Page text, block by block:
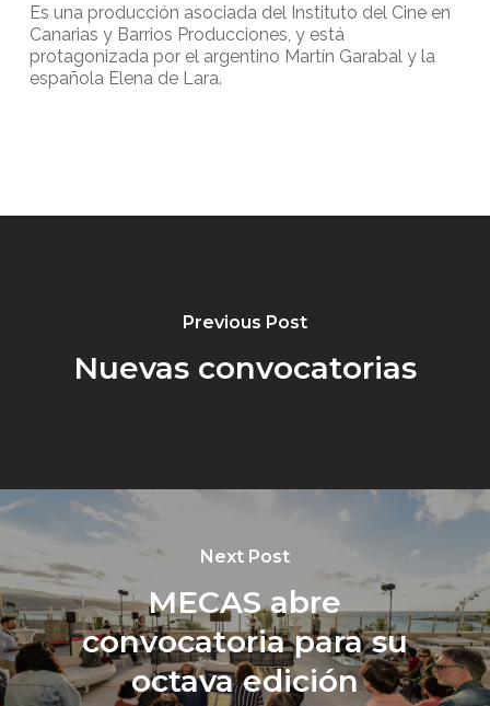
Es una producción asociada del Instituto del Cine en
Canarias y Barrios Producciones, y está
protagonizada por el argentino Martín Garabal y la
española Elena de Lara.
Previous Post
Nuevas convocatorias
Next Post
MECAS abre
convocatoria para su
octava edición